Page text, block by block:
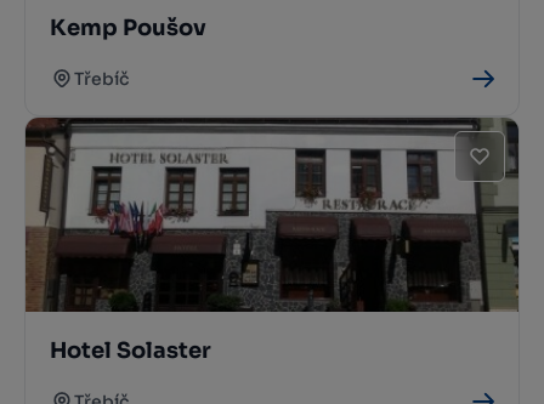
Kemp Poušov
Třebíč
Hotel Solaster